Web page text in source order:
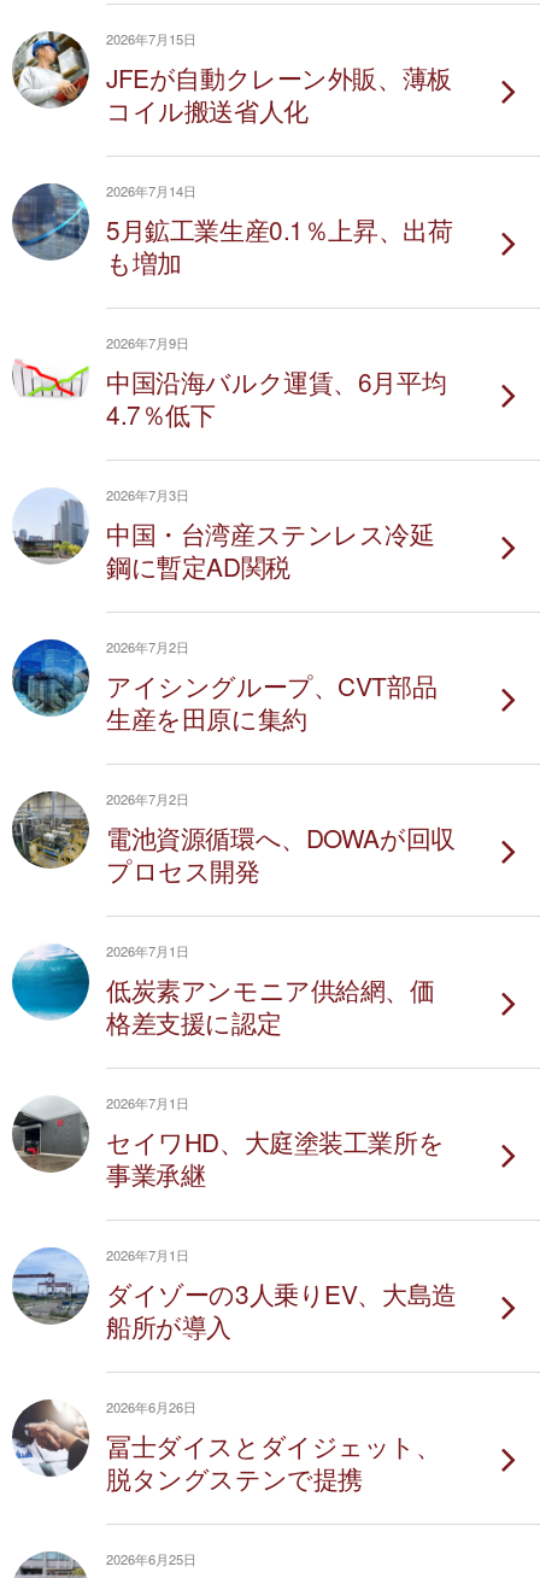
2026年7月15日
JFEが自動クレーン外販、薄板
コイル搬送省人化
2026年7月14日
5月鉱工業生産0.1％上昇、出荷
も増加
2026年7月9日
中国沿海バルク運賃、6月平均
4.7％低下
2026年7月3日
中国・台湾産ステンレス冷延
鋼に暫定AD関税
2026年7月2日
アイシングループ、CVT部品
生産を田原に集約
2026年7月2日
電池資源循環へ、DOWAが回収
プロセス開発
2026年7月1日
低炭素アンモニア供給網、価
格差支援に認定
2026年7月1日
セイワHD、大庭塗装工業所を
事業承継
2026年7月1日
ダイゾーの3人乗りEV、大島造
船所が導入
2026年6月26日
冨士ダイスとダイジェット、
脱タングステンで提携
2026年6月25日